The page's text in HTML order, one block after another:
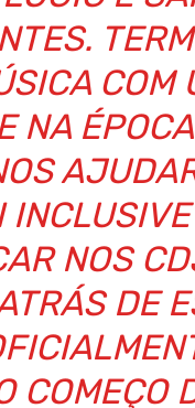
COM
NA
NOS
DE
COMEÇO